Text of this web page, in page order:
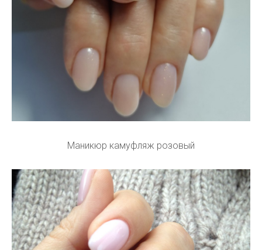
Маникюр камуфляж розовый